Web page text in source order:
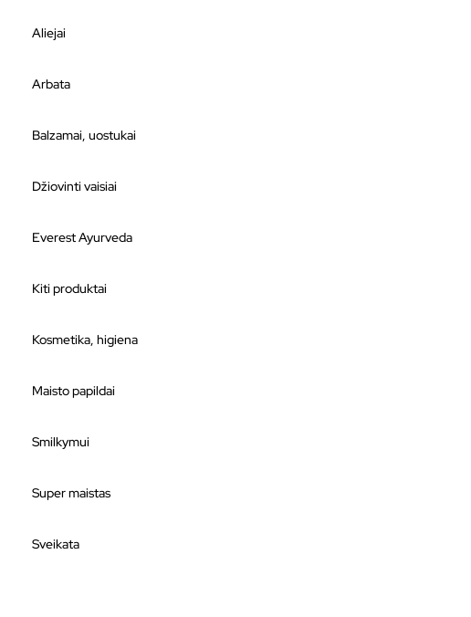
Aliejai
Arbata
Balzamai, uostukai
Džiovinti vaisiai
Everest Ayurveda
Kiti produktai
Kosmetika, higiena
Maisto papildai
Smilkymui
Super maistas
Sveikata